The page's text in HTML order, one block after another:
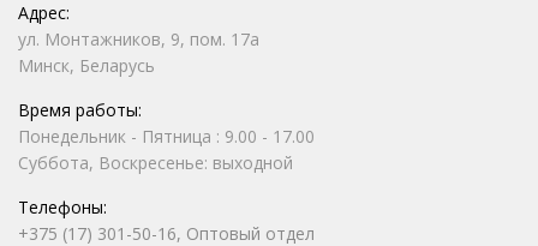
Адрес:
ул. Монтажников, 9, пом. 17а
Минск, Беларусь
Время работы:
Понедельник - Пятница : 9.00 - 17.00
Суббота, Воскресенье: выходной
Телефоны:
+375 (17) 301-50-16, Оптовый отдел